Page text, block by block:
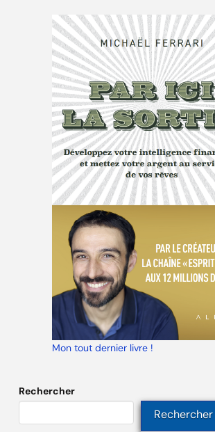
Mon tout dernier livre !
Rechercher
Rechercher